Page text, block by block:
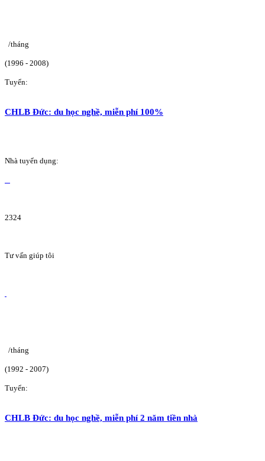
/tháng
(1996 - 2008)
Tuyển:
CHLB Đức: du học nghề, miễn phí 100%
Nhà tuyển dụng:
2324
Tư vấn giúp tôi
/tháng
(1992 - 2007)
Tuyển:
CHLB Đức: du học nghề, miễn phí 2 năm tiền nhà